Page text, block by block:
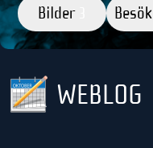
Bilder Besök
WEBLOG